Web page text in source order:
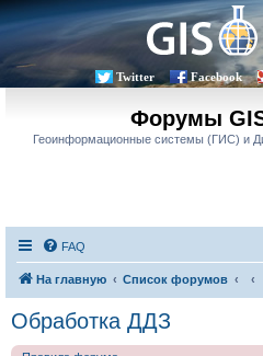
Twitter Facebook
Форумы
Геоинформационные системы (ГИС) и
FAQ
На главную Список форумов
Обработка ДДЗ